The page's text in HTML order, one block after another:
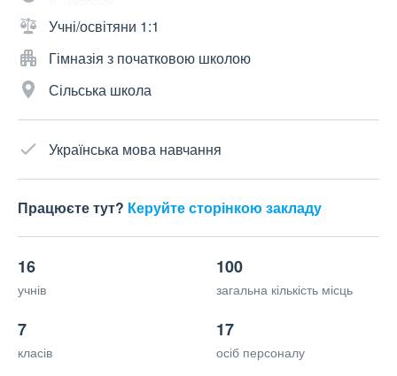
Учні/освітяни 1:1
Гімназія з початковою школою
Сільська школа
Українська мова навчання
Працюєте тут? Керуйте сторінкою закладу
16
учнів
100
загальна кількість місць
7
класів
17
осіб персоналу